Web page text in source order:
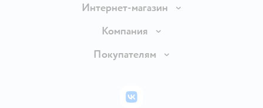
Интернет-магазин
Доставка и оплата
Правила продажи
Политика использования файлов cookie
Компания
Вакансии
Покупателям
Бонусные карты
ВКонтакте